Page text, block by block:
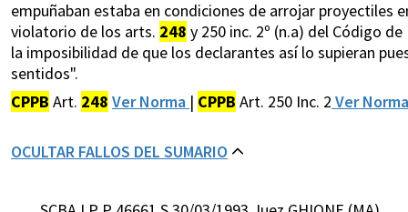
empuñaban estaba en condiciones de arrojar proyectiles
violatorio de los arts. 248 y 250 inc. 2º (n.a) del Código
la imposibilidad de que los declarantes así lo supieran
sentidos".
CPPB Art. 248 Ver Norma | CPPB Art. 250 Inc. 2 Ver
OCULTAR FALLOS DEL SUMARIO